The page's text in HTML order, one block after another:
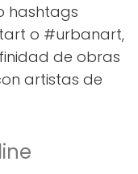
hashtags
o #urbanart,
de obras
artistas de